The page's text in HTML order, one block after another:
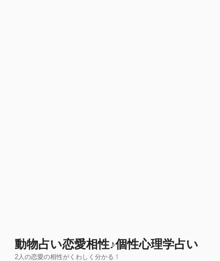
動物占い恋愛相性♪個性心理学占い
2人の恋愛の相性がくわしく分かる！